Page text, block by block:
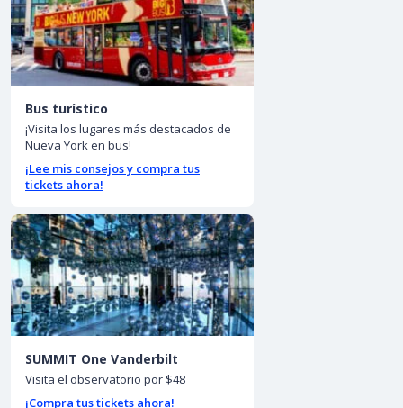
Bus turístico
¡Visita los lugares más destacados de
Nueva York en bus!
¡Lee mis consejos y compra tus
tickets ahora!
SUMMIT One Vanderbilt
Visita el observatorio por $48
¡Compra tus tickets ahora!